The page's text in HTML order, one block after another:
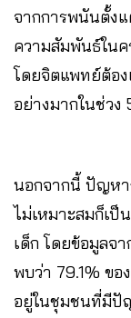
จากการพนันตั้ง
ความสัมพันธ์ในค
โดยจิตแพทย์ต้อ
อย่างมากในช่ว
นอกจากนี้ ปัญหา
ไม่เหมาะสมก็เป็
เด็ก โดยข้อมูลจ
พบว่า 79.1% ข
อยู่ในชุมชนที่มีปั